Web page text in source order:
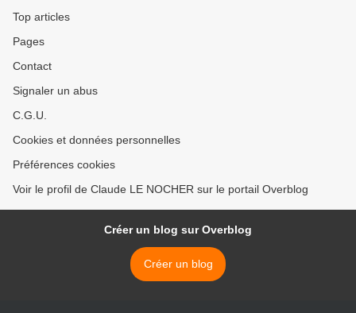
Top articles
Pages
Contact
Signaler un abus
C.G.U.
Cookies et données personnelles
Préférences cookies
Voir le profil de Claude LE NOCHER sur le portail Overblog
Créer un blog sur Overblog
Créer un blog